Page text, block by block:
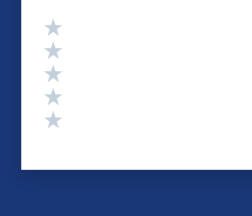
Valutazione